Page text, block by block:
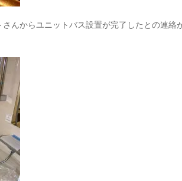
さんからユニットバス設置が完了したとの連絡